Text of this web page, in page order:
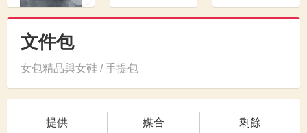
文件包
女包精品與女鞋 / 手提包
提供 媒合 剩餘